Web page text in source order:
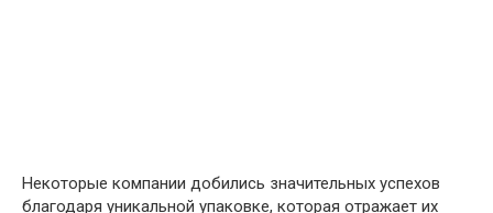
Некоторые компании добились значительных успехов
благодаря уникальной упаковке, которая отражает их